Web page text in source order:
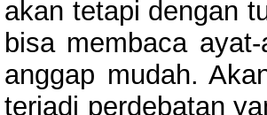
akan tetapi dengan
bisa membaca
anggap mudah.
terjadi perdebatan